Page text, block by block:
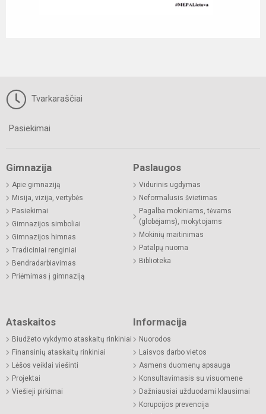
Tvarkaraščiai
Pasiekimai
Gimnazija
Apie gimnaziją
Misija, vizija, vertybės
Pasiekimai
Gimnazijos simboliai
Gimnazijos himnas
Tradiciniai renginiai
Bendradarbiavimas
Priėmimas į gimnaziją
Paslaugos
Vidurinis ugdymas
Neformalusis švietimas
Pagalba mokiniams, tėvams
(globėjams), mokytojams
Mokinių maitinimas
Patalpų nuoma
Biblioteka
Ataskaitos
Biudžeto vykdymo ataskaitų rinkiniai
Finansinių ataskaitų rinkiniai
Lėšos veiklai viešinti
Projektai
Viešieji pirkimai
Informacija
Nuorodos
Laisvos darbo vietos
Asmens duomenų apsauga
Konsultavimasis su visuomene
Dažniausiai užduodami klausimai
Korupcijos prevencija